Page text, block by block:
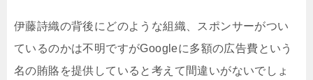
伊藤詩織の背後にどのような組織、スポンサーがつい
ているのかは不明ですがGoogleに多額の広告費という
名の賄賂を提供していると考えて間違いがないでしょ